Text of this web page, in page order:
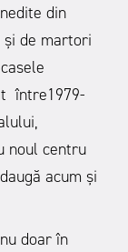
din
de martori
între1979-
noul centru
acum și
doar în